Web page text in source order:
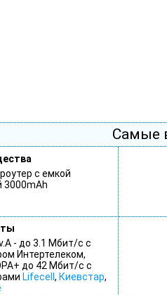
Самые
с емкой
3000mAh
- до 3.1 Мбит/c c
Интертелеком,
до 42 Мбит/с c
Lifecell , Киевстар,